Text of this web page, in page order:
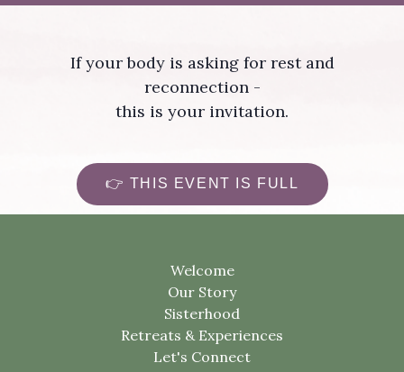
If your body is asking for rest and
reconnection -
this is your invitation.
👉 THIS EVENT IS FULL
Welcome
Our Story
Sisterhood
Retreats & Experiences
Let's Connect